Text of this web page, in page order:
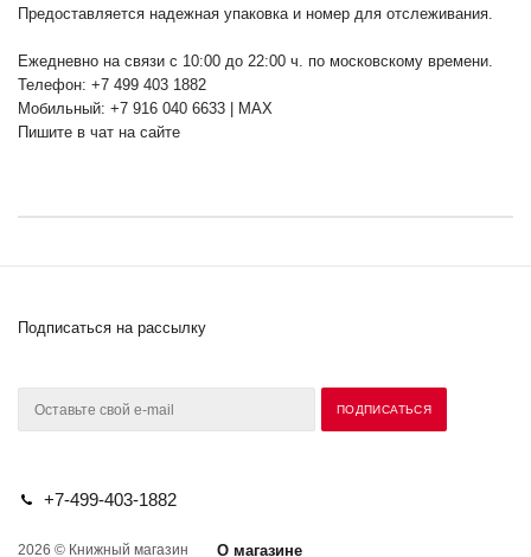
Предоставляется надежная упаковка и номер для отслеживания.
Ежедневно на связи с 10:00 до 22:00 ч. по московскому времени.
Телефон: +7 499 403 1882
Мобильный: +7 916 040 6633 | MAX
Пишите в чат на сайте
Подписаться на рассылку
+7-499-403-1882
2026 © Книжный магазин О магазине